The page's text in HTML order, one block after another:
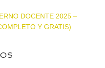
DOCENTE 2025 –
Y GRATIS)